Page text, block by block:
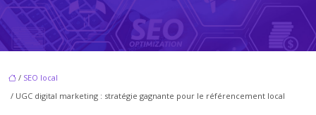
/ SEO local
/ UGC digital marketing : stratégie gagnante pour le référencement local